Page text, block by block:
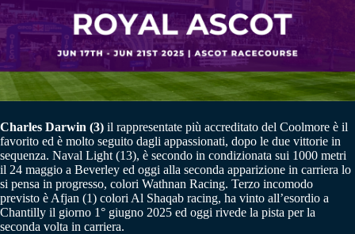
Charles Darwin (3) il rappresentate più accreditato del Coolmore è il
favorito ed è molto seguito dagli appassionati, dopo le due vittorie in
sequenza. Naval Light (13), è secondo in condizionata sui 1000 metri
il 24 maggio a Beverley ed oggi alla seconda apparizione in carriera lo
si pensa in progresso, colori Wathnan Racing. Terzo incomodo
previsto è Afjan (1) colori Al Shaqab racing, ha vinto all’esordio a
Chantilly il giorno 1° giugno 2025 ed oggi rivede la pista per la
seconda volta in carriera.